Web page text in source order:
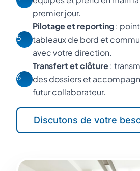
premier jour.
5
Pilotage et reporting:
tableaux de bord et
avec votre direction.
6
Transfert et clôture:
des dossiers et
futur collaborateur.
Discutons de votre